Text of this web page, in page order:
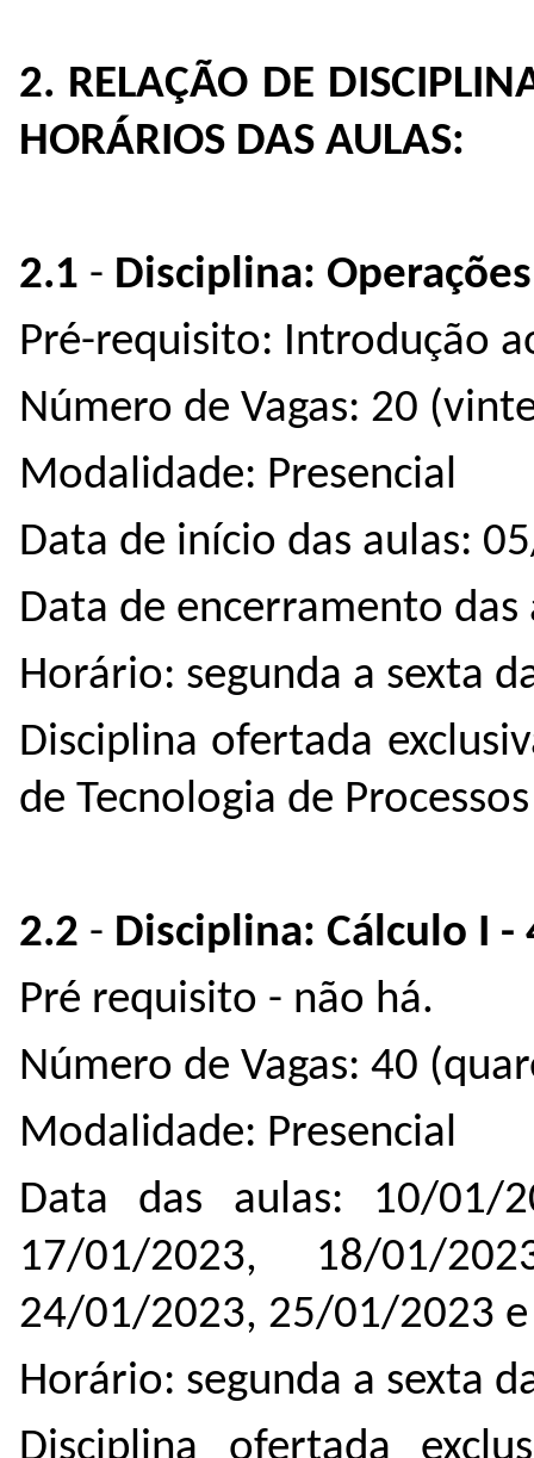
2. RELAÇÃO DE
HORÁRIOS DAS AULAS:
2.1 - Disciplina:
Pré-requisito: Introdução
Número de Vagas: 20
Modalidade: Presencial
Data de início das aulas:
Data de encerramento
Horário: segunda a sexta
Disciplina ofertada
de Tecnologia de
2.2 - Disciplina: Cálculo I -
Pré requisito - não há.
Número de Vagas: 40
Modalidade: Presencial
Data das aulas: 10/01/
17/01/2023, 18/01/
24/01/2023, 25/01/2023
Horário: segunda a sexta